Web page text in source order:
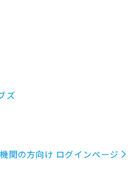
ズ
関の方向け ログインページ